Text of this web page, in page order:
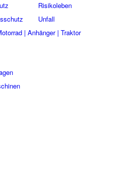
Risikoleben
Unfall
| Anhänger | Traktor